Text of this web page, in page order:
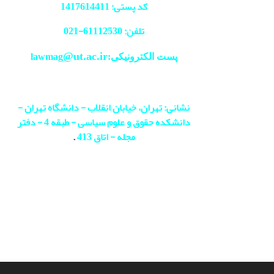
کد پستی: 1417614411
تلفن: 61112530-
021
پست الکترونیکی:lawmag@ut.ac.ir
نشانی: تهران، خیابان انقلاب - دانشگاه تهران -
دانشکده حقوق و علوم سیاسی - طبقه 4 - دفتر
مجله - اتاق 413
.